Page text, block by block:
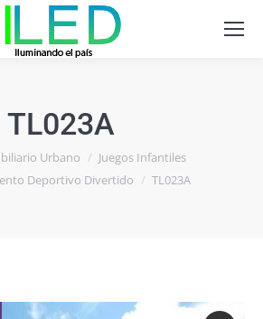
TL023A
Urbano
Juegos Infantiles
Deportivo Divertido
TL023A